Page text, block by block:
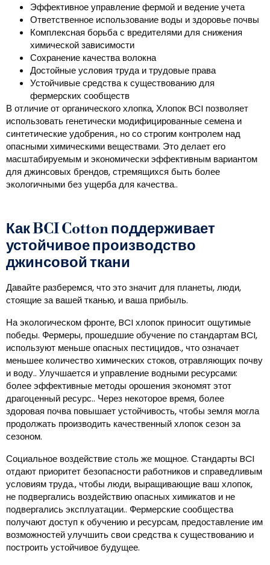
Эффективное управление фермой и ведение учета
Ответственное использование воды и здоровье почвы
Комплексная борьба с вредителями для снижения
химической зависимости
Сохранение качества волокна
Достойные условия труда и трудовые права
Устойчивые средства к существованию для
фермерских сообществ
В отличие от органического хлопка, Хлопок BCI позволяет
использовать генетически модифицированные семена и
синтетические удобрения., но со строгим контролем над
опасными химическими веществами. Это делает его
масштабируемым и экономически эффективным вариантом
для джинсовых брендов, стремящихся быть более
экологичными без ущерба для качества..
Как BCI Cotton поддерживает
устойчивое производство
джинсовой ткани
Давайте разберемся, что это значит для планеты, люди,
стоящие за вашей тканью, и ваша прибыль.
На экологическом фронте, BCI хлопок приносит ощутимые
победы. Фермеры, прошедшие обучение по стандартам BCI,
используют меньше опасных пестицидов., что означает
меньшее количество химических стоков, отравляющих почву
и воду.. Улучшается и управление водными ресурсами:
более эффективные методы орошения экономят этот
драгоценный ресурс.. Через некоторое время, более
здоровая почва повышает устойчивость, чтобы земля могла
продолжать производить качественный хлопок сезон за
сезоном.
Социальное воздействие столь же мощное. Стандарты BCI
отдают приоритет безопасности работников и справедливым
условиям труда., чтобы люди, выращивающие ваш хлопок,
не подвергались воздействию опасных химикатов и не
подвергались эксплуатации.. Фермерские сообщества
получают доступ к обучению и ресурсам, предоставление им
возможностей улучшить свои средства к существованию и
построить устойчивое будущее.